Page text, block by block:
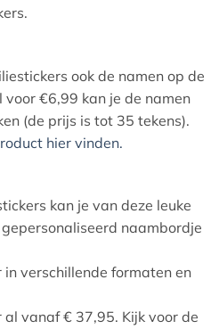
ook de namen op de
€6,99 kan je de namen
(de prijs is tot 35 tekens).
hier vinden.
kan je van deze leuke
naambordje
verschillende formaten en
vanaf € 37,95. Kijk voor de